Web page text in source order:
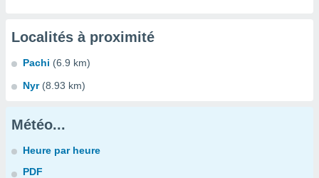
Localités à proximité
Pachi (6.9 km)
Nyr (8.93 km)
Météo...
Heure par heure
PDF